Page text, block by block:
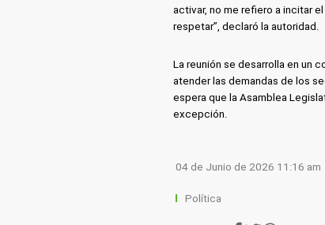
activar, no me refiero a incitar
respetar”, declaró la autoridad.
La reunión se desarrolla en un
atender las demandas de los
espera que la Asamblea
excepción.
04 de Junio de 2026 11:16 am
Política